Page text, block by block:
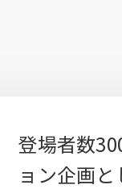
登場者数
ョン企画